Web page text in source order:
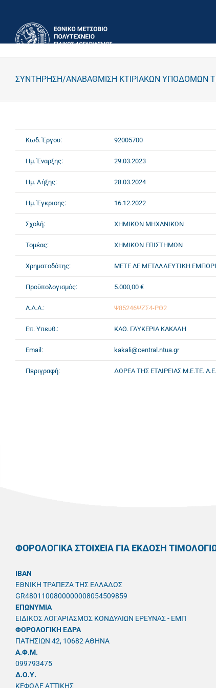
περιεχόμενο
ΣΥΝΤΗΡΗΣΗ/ΑΝΑΒΑΘΜΙΣΗ ΚΤΙΡΙΑΚΩΝ ΥΠΟΔΟΜΩΝ
Κωδ. Έργου: 92005700
Ημ. Έναρξης: 29.03.2023
Ημ. Λήξης: 28.03.2024
Ημ. Έγκρισης: 16.12.2022
Σχολή: ΧΗΜΙΚΩΝ ΜΗΧΑΝΙΚΩΝ
Τομέας: ΧΗΜΙΚΩΝ ΕΠΙΣΤΗΜΩΝ
Χρηματοδότης: ΜΕΤΕ ΑΕ ΜΕΤΑΛΛΕΥΤΙΚΗ
Προϋπολογισμός: 5.000,00 €
Α.Δ.Α.: Ψ85246ΨΖΣ4-ΡΘ2
Επ. Υπευθ.: ΚΑΘ. ΓΛΥΚΕΡΙΑ ΚΑΚΑΛΗ
Email: kakali@central.ntua.gr
Περιγραφή: ΔΩΡΕΑ ΤΗΣ ΕΤΑΙΡΕΙΑΣ Μ.Ε.ΤΕ.
ΦΟΡΟΛΟΓΙΚΑ ΣΤΟΙΧΕΙΑ ΓΙΑ ΕΚΔΟΣΗ
IBAN
ΕΘΝΙΚΗ ΤΡΑΠΕΖΑ ΤΗΣ ΕΛΛΑΔΟΣ
GR4801100800000008054509859
ΕΠΩΝΥΜΙΑ
ΕΙΔΙΚΟΣ ΛΟΓΑΡΙΑΣΜΟΣ ΚΟΝΔΥΛΙΩΝ ΕΡΕΥΝΑΣ - ΕΜΠ
ΦΟΡΟΛΟΓΙΚΗ ΕΔΡΑ
ΠΑΤΗΣΙΩΝ 42, 10682 ΑΘΗΝΑ
A.Φ.Μ.
099793475
Δ.Ο.Υ.
ΚΕΦΟΔΕ ΑΤΤΙΚΗΣ